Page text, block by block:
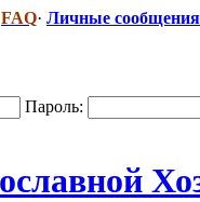
FAQ· Личные сообщения
Пароль: